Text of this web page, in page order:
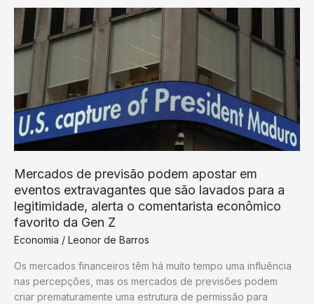
IPO
recorde
com
o
mais
profundo
fosso
que
existe
hoje
investidores
juram
nunca
apostar
contra
Mercados de previsão podem apostar em
eventos extravagantes que são lavados para a
legitimidade, alerta o comentarista econômico
favorito da Gen Z
Economia / Leonor de Barros
Os mercados financeiros têm há muito tempo uma influência
nas percepções, mas os mercados de previsões podem
criar prematuramente uma estrutura de permissão para